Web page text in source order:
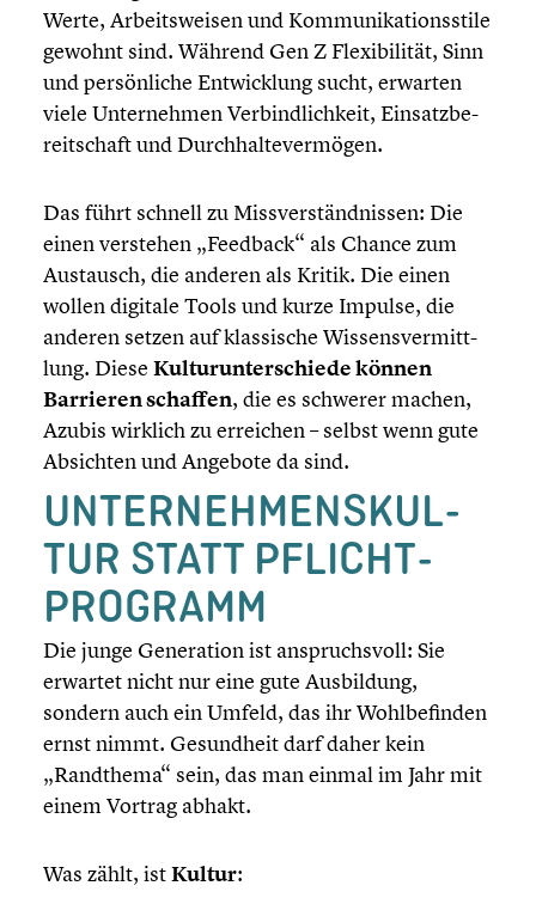
Werte, Arbeits­wei­sen und Kommu­ni­ka­ti­ons­stile
gewohnt sind. Während Gen Z Flexi­bi­li­tät, Sinn
und persön­li­che Entwick­lung sucht, erwarten
viele Unter­neh­men Verbind­lich­keit, Einsatz­be­
reit­schaft und Durch­hal­te­ver­mö­gen.
Das führt schnell zu Missver­ständ­nis­sen: Die
einen verstehen „Feedback“ als Chance zum
Austausch, die anderen als Kritik. Die einen
wollen digitale Tools und kurze Impulse, die
anderen setzen auf klassi­sche Wissens­ver­mitt­
lung. Diese Kultur­un­ter­schiede können
Barrieren schaffen, die es schwerer machen,
Azubis wirklich zu erreichen – selbst wenn gute
Absichten und Angebote da sind.
UNTER­NEH­MENS­KUL­
TUR STATT PFLICHT­
PRO­GRAMM
Die junge Genera­tion ist anspruchs­voll: Sie
erwartet nicht nur eine gute Ausbil­dung,
sondern auch ein Umfeld, das ihr Wohlbe­fin­den
ernst nimmt. Gesund­heit darf daher kein
„Randthema“ sein, das man einmal im Jahr mit
einem Vortrag abhakt.
Was zählt, istKultur: